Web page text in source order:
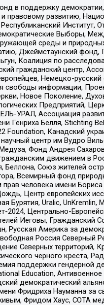
в поддержку
правовому развитию,
Институт,
Выборы,
среды и природных
Джеймстаунский фонд,
Коалиция по
гражданский центр,
Немецко-
свободы информации,
Новое Поколение,
Предприятий,
УРАЛ, Ассоциация
Генриха Бёлля, Stichting
Foundation, Канадский
центр им Вудро
Фонд Андрея
движением в
Беллона, Союз жителей
Всемирный фонд
прав человека имени
Центр европейских
Бурятия, Uralic,
2024, Центрально-
Иеговы, Гражданский
Русская Америка за
Россия Северный
Северных территорий,
черного креста,
поддержки гендерной
Education,
демократический
Фридриха Науманна за
Фридом Хаус, СОТА